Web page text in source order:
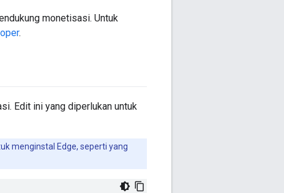
monetisasi. Untuk
.
Edit ini yang diperlukan untuk
menginstal Edge, seperti yang